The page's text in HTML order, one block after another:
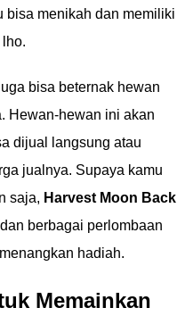
bisa menikah dan memiliki
bisa beternak hewan
Hewan-hewan ini akan
dijual langsung atau
jualnya. Supaya kamu
saja, Harvest Moon Back
berbagai perlombaan
hadiah.
Memainkan